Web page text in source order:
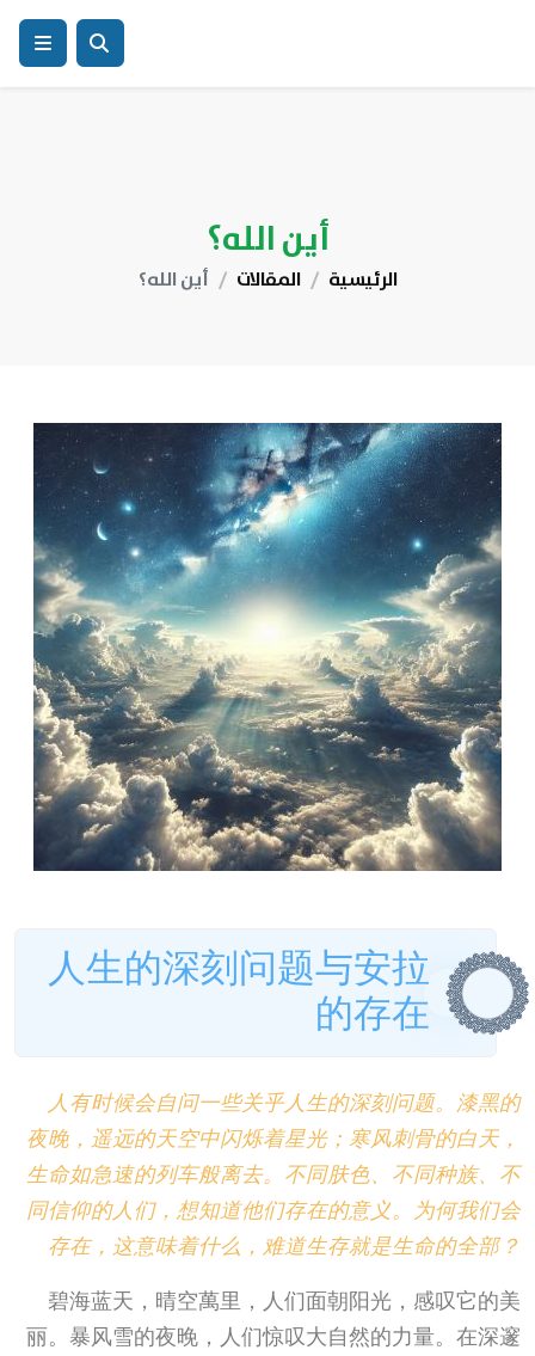
أين الله؟
الرئيسية المقالات أين الله؟
人生的深刻问题与安拉
的存在
人有时候会自问一些关乎人生的深刻问题。漆黑的
夜晚，遥远的天空中闪烁着星光；寒风刺骨的白天，
生命如急速的列车般离去。不同肤色、不同种族、不
同信仰的人们，想知道他们存在的意义。为何我们会
存在，这意味着什么，难道生存就是生命的全部？
碧海蓝天，晴空萬里，人们面朝阳光，感叹它的美
丽。暴风雪的夜晚，人们惊叹大自然的力量。在深邃